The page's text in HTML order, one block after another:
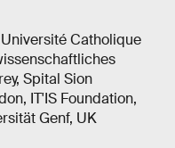
Catholique
Spital Sion
IT'IS Foundation,
Genf, UK